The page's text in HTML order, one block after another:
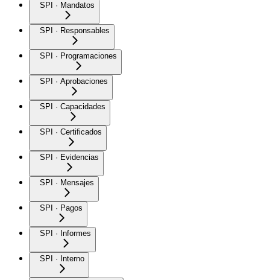
SPI · Mandatos
SPI · Responsables
SPI · Programaciones
SPI · Aprobaciones
SPI · Capacidades
SPI · Certificados
SPI · Evidencias
SPI · Mensajes
SPI · Pagos
SPI · Informes
SPI · Interno